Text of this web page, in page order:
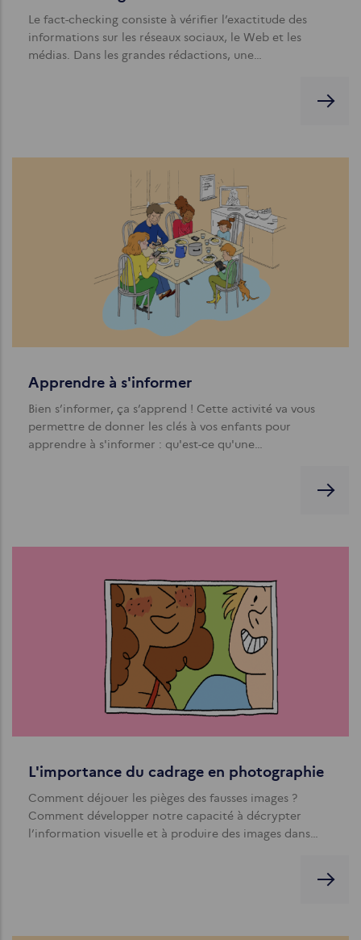
Le fact-checking consiste à vérifier l’exactitude des
informations sur les réseaux sociaux, le Web et les
médias. Dans les grandes rédactions, une…
Apprendre à s'informer
Bien s’informer, ça s’apprend ! Cette activité va vous
permettre de donner les clés à vos enfants pour
apprendre à s'informer : qu'est-ce qu'une…
L'importance du cadrage en photographie
Comment déjouer les pièges des fausses images ?
Comment développer notre capacité à décrypter
l’information visuelle et à produire des images dans…